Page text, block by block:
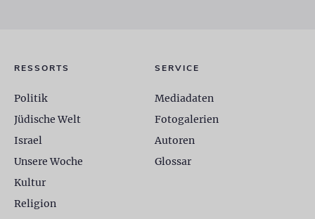
RESSORTS
Politik
Jüdische Welt
Israel
Unsere Woche
Kultur
Religion
SERVICE
Mediadaten
Fotogalerien
Autoren
Glossar